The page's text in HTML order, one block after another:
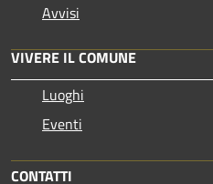
Avvisi
VIVERE IL COMUNE
Luoghi
Eventi
CONTATTI